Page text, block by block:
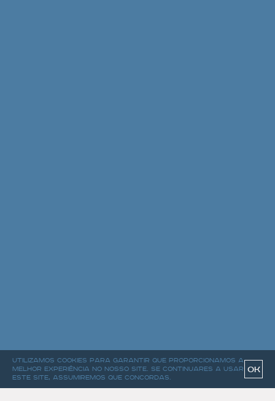
Utilizamos cookies para garantir que proporcionamos a
melhor experiência no nosso site. Se continuares a usar
este site, assumiremos que concordas.
OK